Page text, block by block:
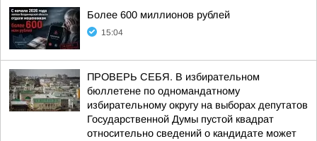
Более 600 миллионов рублей
15:04
ПРОВЕРЬ СЕБЯ. В избирательном
бюллетене по одномандатному
избирательному округу на выборах депутатов
Государственной Думы пустой квадрат
относительно сведений о кандидате может